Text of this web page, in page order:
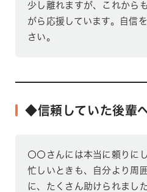
少し離れますが、これから
がら応援しています。自信
さい。
◆信頼していた後輩
〇〇さんには本当に頼りに
忙しいときも、自分より周
に、たくさん助けられました